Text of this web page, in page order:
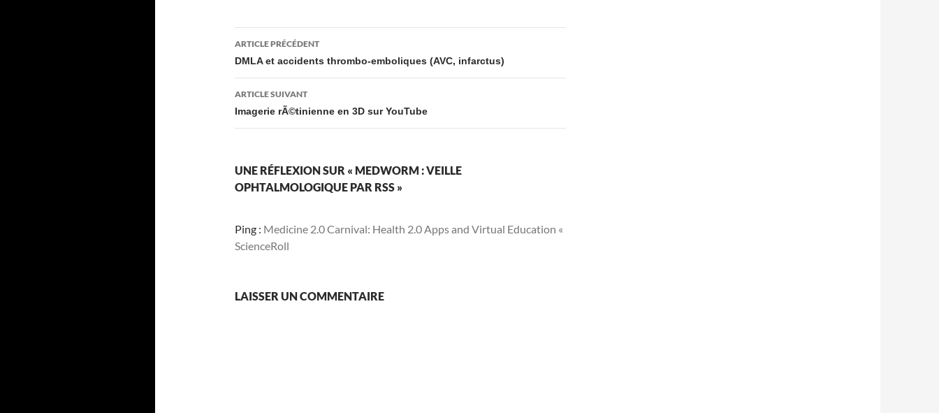
Navigation
des
articles
ARTICLE PRÉCÉDENT
DMLA et accidents thrombo-emboliques (AVC, infarctus)
ARTICLE SUIVANT
Imagerie rÃ©tinienne en 3D sur YouTube
UNE RÉFLEXION SUR « MEDWORM : VEILLE
OPHTALMOLOGIQUE PAR RSS »
Ping : Medicine 2.0 Carnival: Health 2.0 Apps and Virtual Education «
ScienceRoll
LAISSER UN COMMENTAIRE